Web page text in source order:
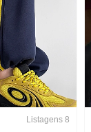
Listagens 8